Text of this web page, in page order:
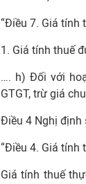
“Điều 7. Giá tính
1. Giá tính thuế
…. h) Đối với
GTGT, trừ giá
Điều 4 Nghị định
“Điều 4. Giá tính
Giá tính thuế